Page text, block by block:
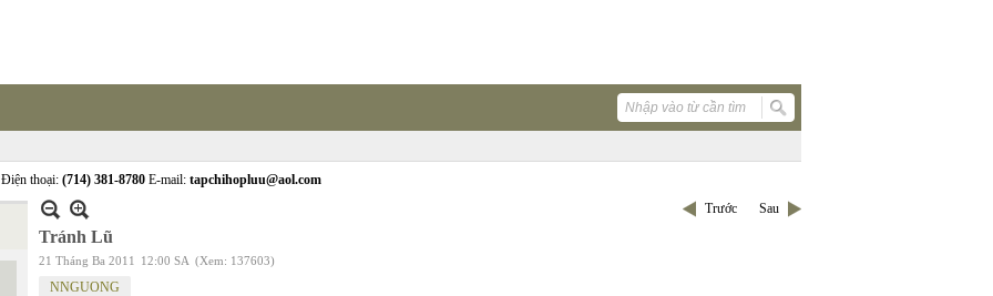
thoại: (714) 381-8780 E-mail: tapchihopluu@aol.com
Trước Sau
Tránh Lũ
21 Tháng Ba 2011 12:00 SA (Xem: 137603)
NNGUONG